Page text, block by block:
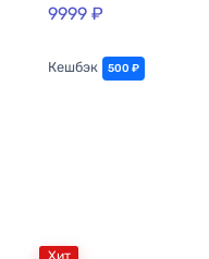
9999 ₽
Кешбэк 500 ₽
Хит